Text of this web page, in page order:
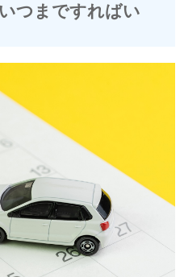
つまですればい